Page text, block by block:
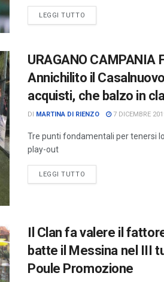
LEGGI TUTTO
URAGANO CAMPANIA
Annichilito il
acquisti, che balzo in
DI MARTINA DI RIENZO 7 DICEMBRE
Tre punti fondamentali per tenersi
play-out
LEGGI TUTTO
Il Clan fa valere il
batte il Messina nel III
Poule Promozione